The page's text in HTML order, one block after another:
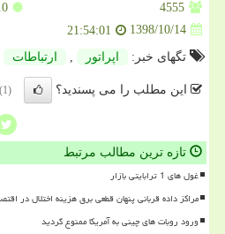
4555
1398/10/14
21:54:01
تگهای خبر:
اپراتور ارتباطات
این مطلب را می پسندید؟ (1)
تازه ترین مطالب مرتبط
غول های 1 ترابایتی بازار
مراکز داده قربانی پنهان قطعی برق هزینه اختلال در
ورود روبات های چینی به آمریکا ممنوع گردید